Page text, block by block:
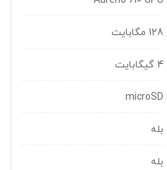
128 مگابایت
4 گیگابایت
microSD
بله
بله